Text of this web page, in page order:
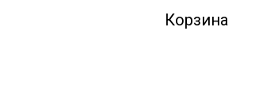
Корзина